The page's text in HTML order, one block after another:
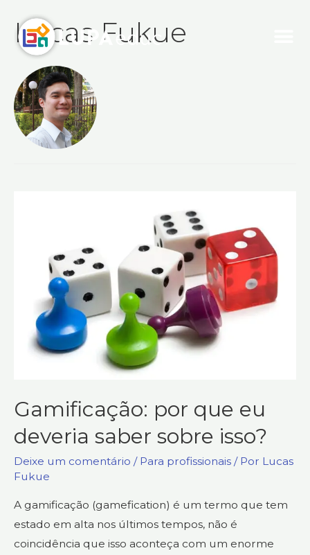
Lucas Fukue
Gamificação: por que eu
deveria saber sobre isso?
Deixe um comentário / Para profissionais / Por Lucas
Fukue
A gamificação (gamefication) é um termo que tem
estado em alta nos últimos tempos, não é
coincidência que isso aconteça com um enorme